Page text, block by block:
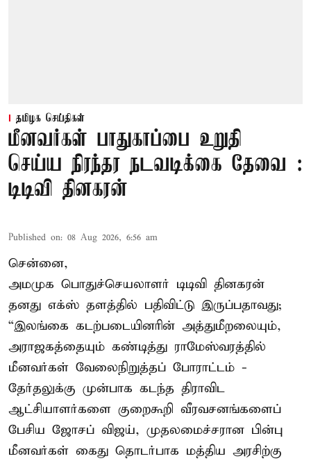
தமிழக செய்திகள்
மீனவர்கள் பாதுகாப்பை உறுதி
செய்ய நிரந்தர நடவடிக்கை தேவை :
டிடிவி தினகரன்
Published on: 08 Aug 2026, 6:56 am
சென்னை,
அமமுக பொதுச்செயலாளர் டிடிவி தினகரன்
தனது எக்ஸ் தளத்தில் பதிவிட்டு இருப்பதாவது;
“இலங்கை கடற்படையினரின் அத்துமீறலையும்,
அராஜகத்தையும் கண்டித்து ராமேஸ்வரத்தில்
மீனவர்கள் வேலைநிறுத்தப் போராட்டம் -
தேர்தலுக்கு முன்பாக கடந்த திராவிட
ஆட்சியாளர்களை குறைகூறி வீரவசனங்களைப்
பேசிய ஜோசப் விஜய், முதலமைச்சரான பின்பு
மீனவர்கள் கைது தொடர்பாக மத்திய அரசிற்கு